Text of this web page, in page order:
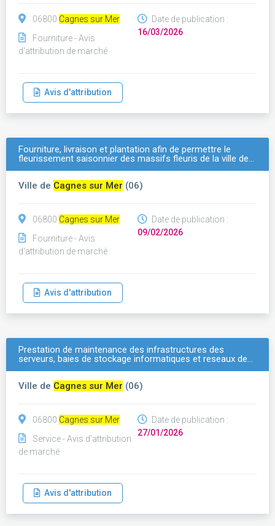
06800 Cagnes sur Mer
Fourniture - Avis
d'attribution de marché
Date de publication :
16/03/2026
Avis d'attribution
Fourniture, livraison et plantation afin de permettre le
fleurissement saisonnier des massifs fleuris de la ville de…
Ville de Cagnes sur Mer (06)
06800 Cagnes sur Mer
Fourniture - Avis
d'attribution de marché
Date de publication :
09/02/2026
Avis d'attribution
Prestation de maintenance des infrastructures des
serveurs, baies de stockage informatiques et reseaux de…
Ville de Cagnes sur Mer (06)
06800 Cagnes sur Mer
Service - Avis d'attribution
de marché
Date de publication :
27/01/2026
Avis d'attribution